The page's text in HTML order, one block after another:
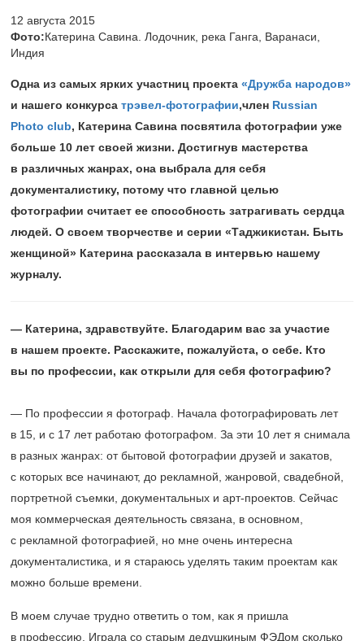
12 августа 2015
Фото:Катерина Савина. Лодочник, река Ганга, Варанаси,
Индия
Одна из самых ярких участниц проекта «Дружба народов»
и нашего конкурса трэвел-фотографии,член Russian
Photo club, Катерина Савина посвятила фотографии уже
больше 10 лет своей жизни. Достигнув мастерства
в различных жанрах, она выбрала для себя
документалистику, потому что главной целью
фотографии считает ее способность затрагивать сердца
людей. О своем творчестве и серии «Таджикистан. Быть
женщиной» Катерина рассказала в интервью нашему
журналу.
— Катерина, здравствуйте. Благодарим вас за участие
в нашем проекте. Расскажите, пожалуйста, о себе. Кто
вы по профессии, как открыли для себя фотографию?
— По профессии я фотограф. Начала фотографировать лет
в 15, и с 17 лет работаю фотографом. За эти 10 лет я снимала
в разных жанрах: от бытовой фотографии друзей и закатов,
с которых все начинают, до рекламной, жанровой, свадебной,
портретной съемки, документальных и арт-проектов. Сейчас
моя коммерческая деятельность связана, в основном,
с рекламной фотографией, но мне очень интересна
документалистика, и я стараюсь уделять таким проектам как
можно больше времени.
В моем случае трудно ответить о том, как я пришла
в профессию. Играла со старым дедушкиным ФЭДом сколько